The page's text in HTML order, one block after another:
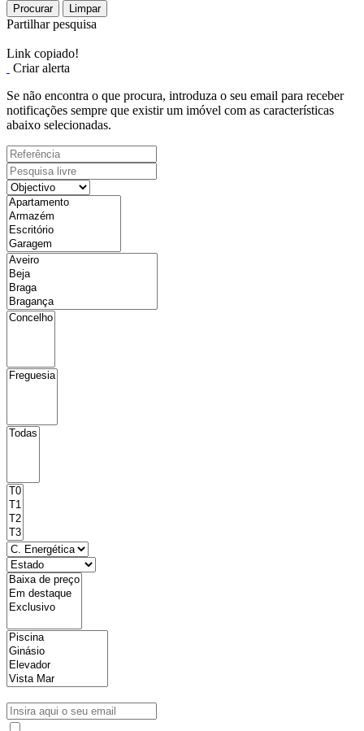
Procurar Limpar
Partilhar pesquisa
Link copiado!
Criar alerta
Se não encontra o que procura, introduza o seu email para receber
notificações sempre que existir um imóvel com as características
abaixo selecionadas.